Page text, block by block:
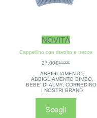
NOVITÀ
Cappellino con risvolto e trecce
54,00€
27,00€
ABBIGLIAMENTO,
ABBIGLIAMENTO BIMBO,
BEBE' DI ALMY,CORREDINO
I NOSTRI BRAND
Scegli